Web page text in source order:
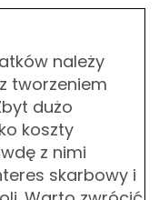
należy
tworzeniem
dużo
koszty
z nimi
skarbowy i